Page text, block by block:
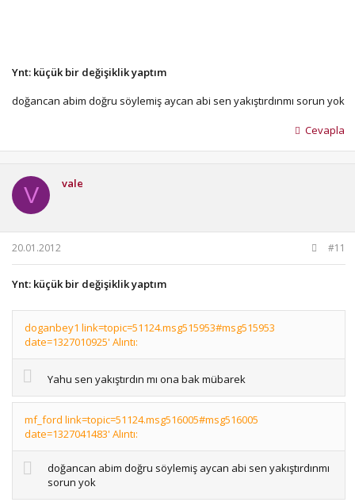
Ynt: küçük bir değişiklik yaptım
doğancan abim doğru söylemiş aycan abi sen yakıştırdınmı sorun yok
Cevapla
V vale
20.01.2012 #11
Ynt: küçük bir değişiklik yaptım
doganbey1 link=topic=51124.msg515953#msg515953
date=1327010925' Alıntı:
Yahu sen yakıştırdın mı ona bak mübarek
mf_ford link=topic=51124.msg516005#msg516005
date=1327041483' Alıntı:
doğancan abim doğru söylemiş aycan abi sen yakıştırdınmı
sorun yok